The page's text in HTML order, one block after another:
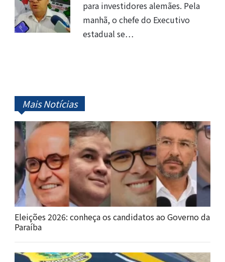
para investidores alemães. Pela
manhã, o chefe do Executivo
estadual se…
Mais Notícias
Eleições 2026: conheça os candidatos ao Governo da
Paraíba